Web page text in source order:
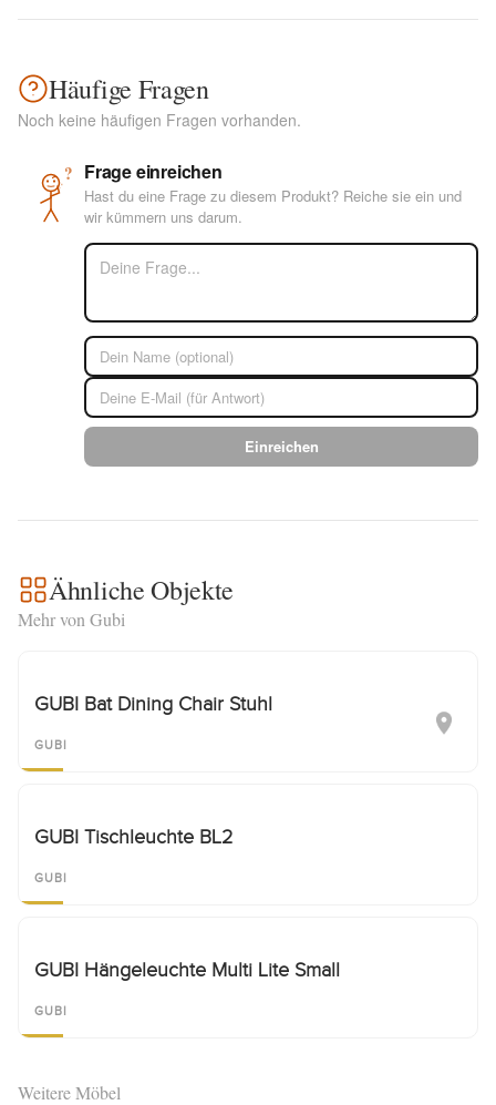
Häufige Fragen
Noch keine häufigen Fragen vorhanden.
? Frage einreichen
Hast du eine Frage zu diesem Produkt? Reiche sie ein und
wir kümmern uns darum.
Einreichen
Ähnliche Objekte
Mehr von Gubi
GUBI Bat Dining Chair Stuhl
GUBI
GUBI Tischleuchte BL2
GUBI
GUBI Hängeleuchte Multi Lite Small
GUBI
Weitere Möbel